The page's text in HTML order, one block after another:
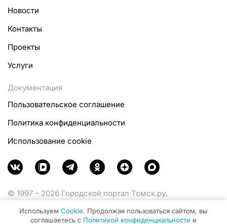
Новости
Контакты
Проекты
Услуги
Документация
Пользовательское соглашение
Политика конфиденциальности
Использование cookie
© 1997 – 2026 Городской портал Томск.ру.
Министерства цифрового развития, связи и массовых
Используем Cookie. Продолжая пользоваться сайтом, вы
соглашаетесь с Политикой конфиденциальности и